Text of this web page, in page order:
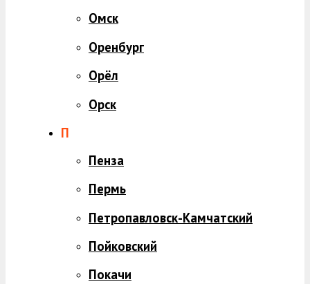
Омск
Оренбург
Орёл
Орск
П
Пенза
Пермь
Петропавловск-Камчатский
Пойковский
Покачи